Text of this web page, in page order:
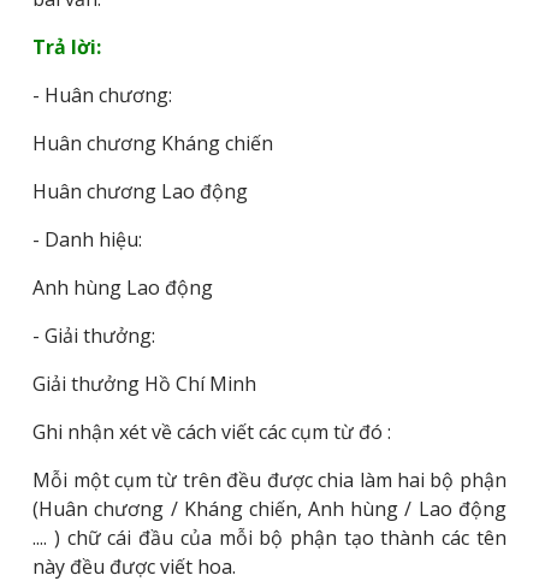
Trả lời:
- Huân chương:
Huân chương Kháng chiến
Huân chương Lao động
- Danh hiệu:
Anh hùng Lao động
- Giải thưởng:
Giải thưởng Hồ Chí Minh
Ghi nhận xét về cách viết các cụm từ đó :
Mỗi một cụm từ trên đều được chia làm hai bộ phận
(Huân chương / Kháng chiến, Anh hùng / Lao động
.... ) chữ cái đầu của mỗi bộ phận tạo thành các tên
này đều được viết hoa.